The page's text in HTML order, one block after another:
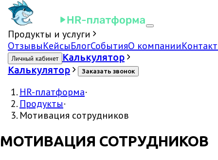
Продукты и услуги
ОтзывыКейсыБлогСобытияО компании
Личный кабинет Калькулятор
Калькулятор
Заказать звонок
HR-платформа·
Продукты·
Мотивация сотрудников
МОТИВАЦИЯ СОТРУДНИКОВ